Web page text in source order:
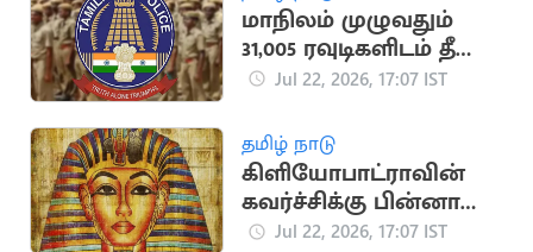
மாநிலம் முழுவதும்
31,005 ரவுடிகளிடம் தீவிர
சோதனை:
அறிக்கை
Jul 22, 2026, 17:07 IST
தமிழ் நாடு
கிளியோபாட்ராவின்
கவர்ச்சிக்கு பின்னால்
உள்ள சுவாரசியமான
Jul 22, 2026, 17:07 IST